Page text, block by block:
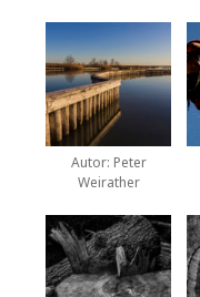
Autor: Peter
Weirather